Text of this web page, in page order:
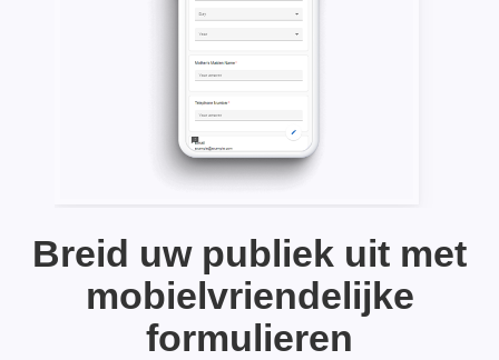
Breid uw publiek uit met
mobielvriendelijke
formulieren